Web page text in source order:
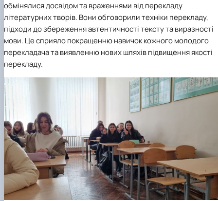
обмінялися досвідом та враженнями від перекладу
літературних творів. Вони обговорили техніки перекладу,
підходи до збереження автентичності тексту та виразності
мови. Це сприяло покращенню навичок кожного молодого
перекладача та виявленню нових шляхів підвищення якості
перекладу.